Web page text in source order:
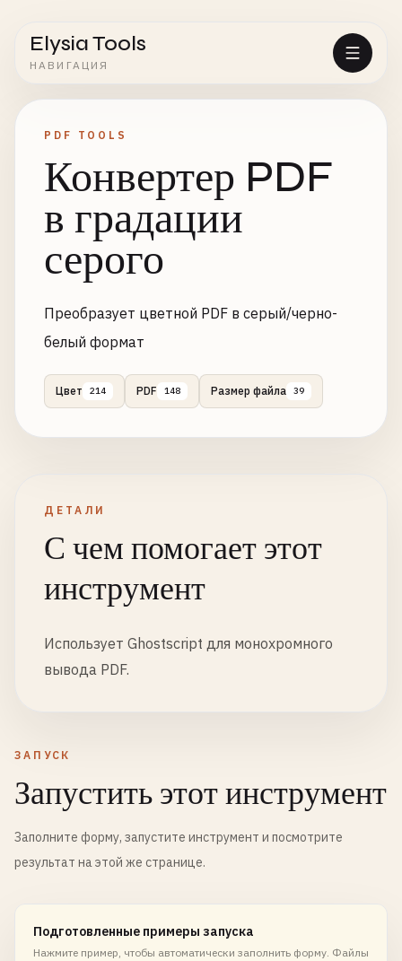
Elysia Tools
НАВИГАЦИЯ
PDF TOOLS
Конвертер PDF
в градации
серого
Преобразует цветной PDF в серый/черно-
белый формат
Цвет 214 PDF 148 Размер файла 39
ДЕТАЛИ
С чем помогает этот
инструмент
Использует Ghostscript для монохромного
вывода PDF.
ЗАПУСК
Запустить этот инструмент
Заполните форму, запустите инструмент и посмотрите
результат на этой же странице.
Подготовленные примеры запуска
Нажмите пример, чтобы автоматически заполнить форму. Файлы